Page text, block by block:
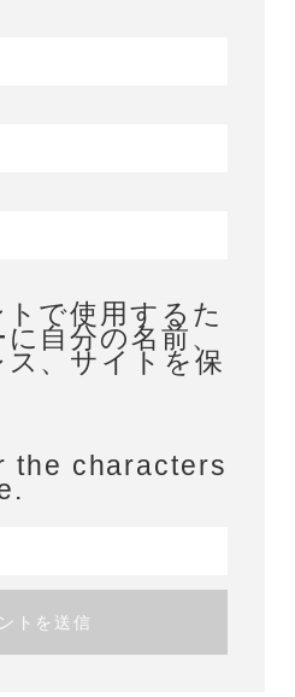
で使用するた
自分の名前、
ス、サイトを保
the characters